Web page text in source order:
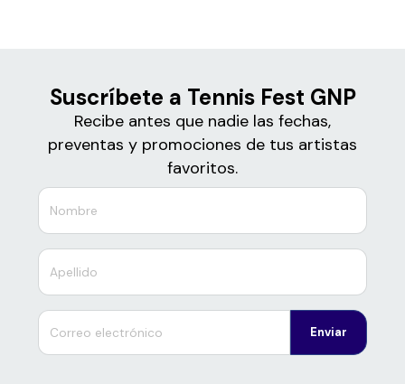
Suscríbete a Tennis Fest GNP
Recibe antes que nadie las fechas,
preventas y promociones de tus artistas
favoritos.
Enviar